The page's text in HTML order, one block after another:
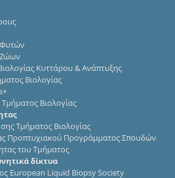
Φυτών
Ζώων
Κυττάρου & Ανάπτυξης
Βιολογίας
Βιολογίας
Τμήματος Βιολογίας
Προπτυχιακού Προγράμματος Σπουδών
του Τμήματος
δίκτυα
European Liquid Biopsy Society